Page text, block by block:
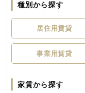
種別から探す
居住用賃貸
事業用賃貸
家賃から探す